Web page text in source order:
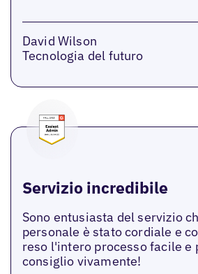
David Wilson
Tecnologia del futuro
Servizio incredibile
Sono entusiasta del servizio
personale è stato cordiale e
reso l'intero processo facile e
consiglio vivamente!